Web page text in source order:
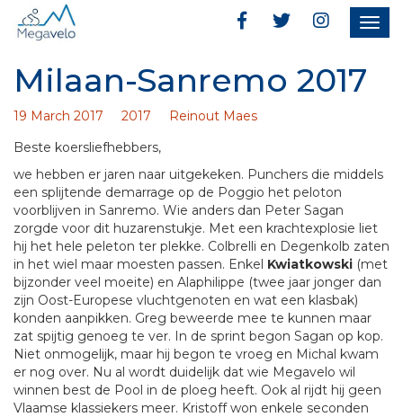
Milaan-Sanremo 2017
19 March 2017 2017
Reinout Maes
Beste koersliefhebbers,
we hebben er jaren naar uitgekeken. Punchers die middels
een splijtende demarrage op de Poggio het peloton
voorblijven in Sanremo. Wie anders dan Peter Sagan
zorgde voor dit huzarenstukje. Met een krachtexplosie liet
hij het hele peleton ter plekke. Colbrelli en Degenkolb zaten
in het wiel maar moesten passen. Enkel Kwiatkowski (met
bijzonder veel moeite) en Alaphilippe (twee jaar jonger dan
zijn Oost-Europese vluchtgenoten en wat een klasbak)
konden aanpikken. Greg beweerde mee te kunnen maar
zat spijtig genoeg te ver. In de sprint begon Sagan op kop.
Niet onmogelijk, maar hij begon te vroeg en Michal kwam
er nog over. Nu al wordt duidelijk dat wie Megavelo wil
winnen best de Pool in de ploeg heeft. Ook al rijdt hij geen
Vlaamse klassiekers meer. Kristoff won enkele seconden